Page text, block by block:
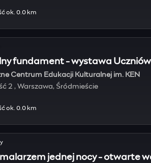
ok. 0.0 km
fundament - wystawa
Centrum Edukacji Kulturalnej im. KEN
2 , Warszawa, Śródmieście
ok. 0.0 km
jednej nocy - otwarte